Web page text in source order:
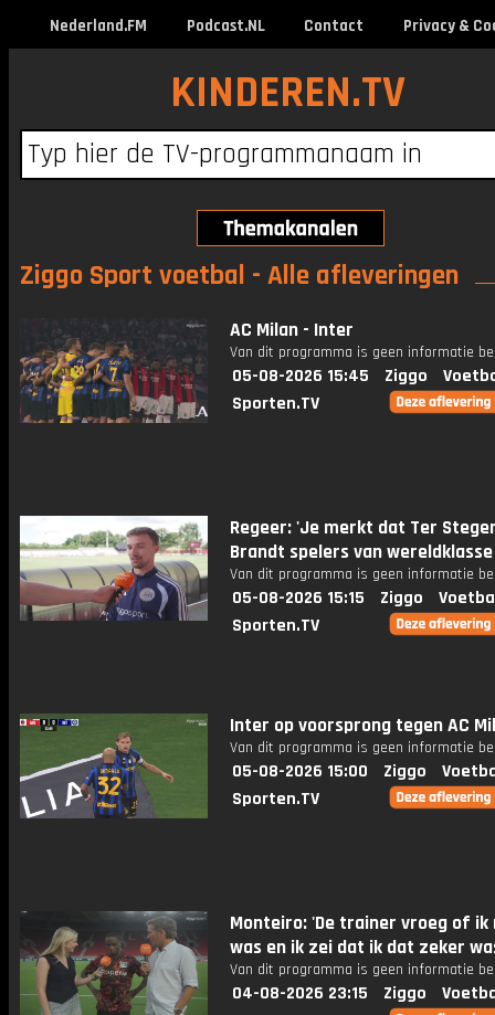
Nederland.FM Podcast.NL Contact Privacy &
KINDEREN.TV
Ziggo Sport voetbal - Alle afleveringen
AC Milan - Inter
Van dit programma is geen informatie
05-08-2026 15:45 Ziggo
Sporten.TV
Regeer: 'Je merkt dat Ter
Brandt spelers van
Van dit programma is geen informatie
05-08-2026 15:15 Ziggo
Sporten.TV
Inter op voorsprong tegen AC
Van dit programma is geen informatie
05-08-2026 15:00 Ziggo
Sporten.TV
Monteiro: 'De trainer vroeg of ik
was en ik zei dat ik dat zeker
Van dit programma is geen informatie
04-08-2026 23:15 Ziggo